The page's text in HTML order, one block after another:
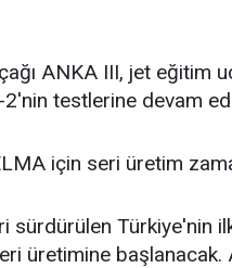
ANKA III, jet eğitim
testlerine devam
için seri üretim
sürdürülen Türkiye'nin
üretimine